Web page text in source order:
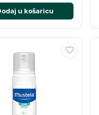
u košaricu